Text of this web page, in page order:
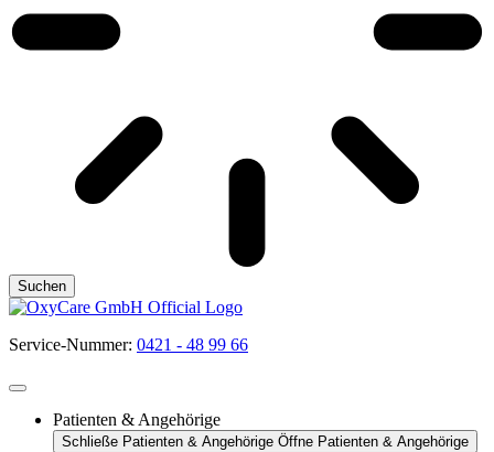
Suchen
Service-Nummer: 0421 - 48 99 66
Patienten & Angehörige
Schließe Patienten & Angehörige Öffne Patienten & Angehörige